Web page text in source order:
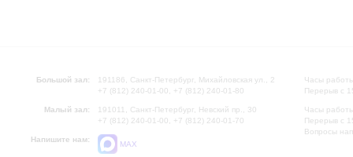
Большой зал:
191186, Санкт-Петербург, Михайловская ул., 2
+7 (812) 240-01-00, +7 (812) 240-01-80
Малый зал:
191011, Санкт-Петербург, Невский пр., 30
+7 (812) 240-01-00, +7 (812) 240-01-70
Напишите нам:
MAX
Часы
Перерыв с
Часы
Перерыв с
Вопросы